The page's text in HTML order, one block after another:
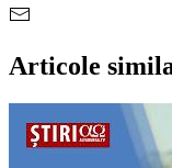
Articole